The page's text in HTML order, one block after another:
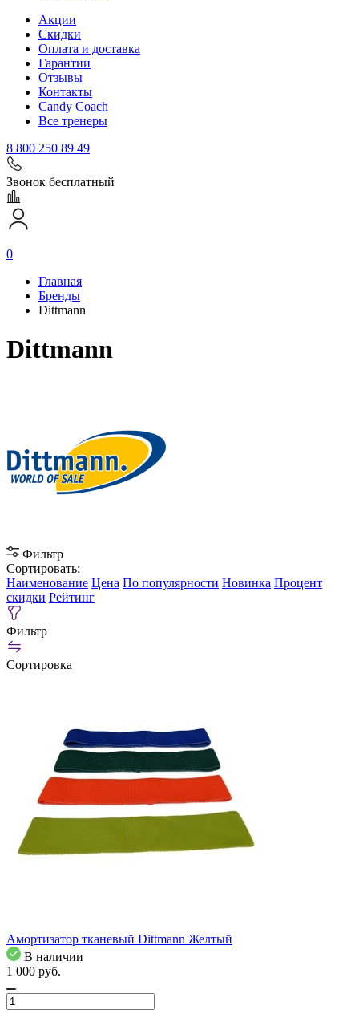
Акции
Скидки
Оплата и доставка
Гарантии
Отзывы
Контакты
Candy Coach
Все тренеры
8 800 250 89 49
Звонок бесплатный
0
Главная
Бренды
Dittmann
Dittmann
Фильтр
Сортировать:
Наименование Цена По популярности Новинка Процент
скидки Рейтинг
Фильтр
Сортировка
Амортизатор тканевый Dittmann Желтый
В наличии
1 000 pуб.